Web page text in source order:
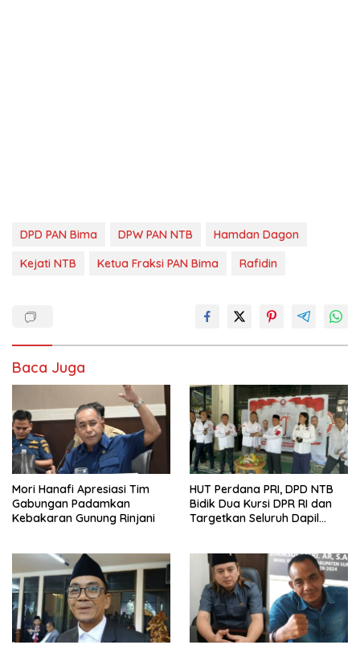
DPD PAN Bima DPW PAN NTB
Hamdan Dagon
Kejati NTB
Ketua Fraksi PAN Bima Rafidin
Baca Juga
Mori Hanafi Apresiasi Tim
Gabungan Padamkan
Kebakaran Gunung Rinjani
HUT Perdana PRI, DPD NTB
Bidik Dua Kursi DPR RI dan
Targetkan Seluruh Dapil